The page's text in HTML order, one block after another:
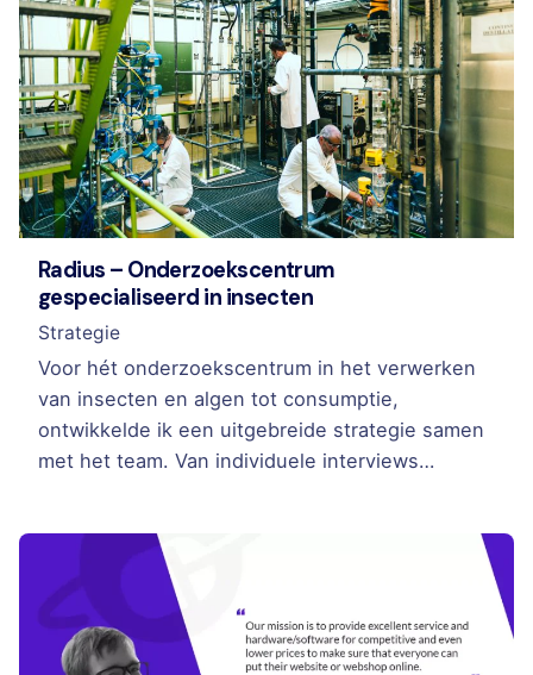
Radius – Onderzoekscentrum
gespecialiseerd in insecten
Strategie
Voor hét onderzoekscentrum in het verwerken
van insecten en algen tot consumptie,
ontwikkelde ik een uitgebreide strategie samen
met het team. Van individuele interviews…